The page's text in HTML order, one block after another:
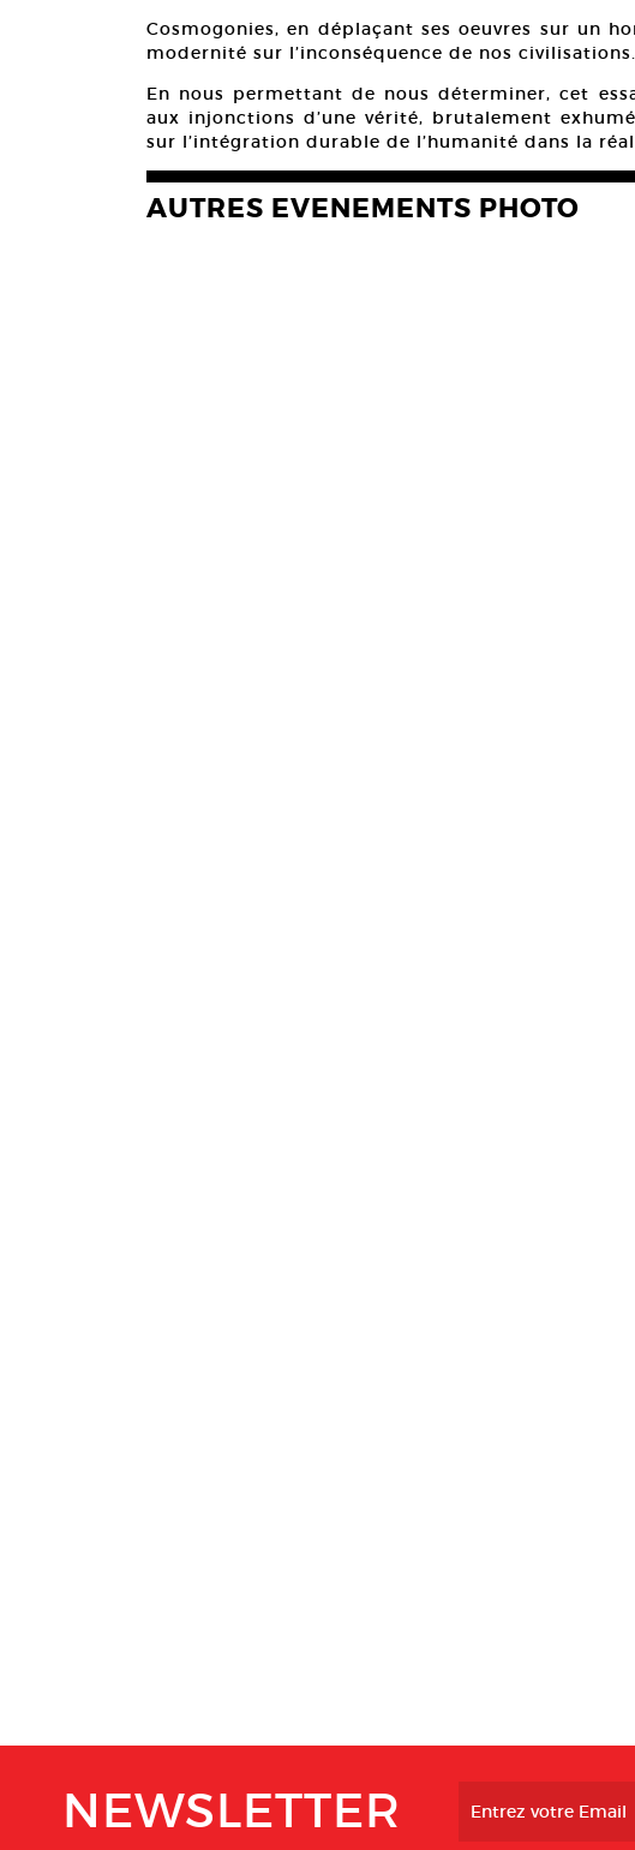
Cosmogonies, en déplaçant ses oeuvres sur un
modernité sur l’inconséquence de nos civilisations.
En nous permettant de nous déterminer, cet
aux injonctions d’une vérité, brutalement
sur l’intégration durable de l’humanité dans la
AUTRES EVENEMENTS PHOTO
NEWSLETTER